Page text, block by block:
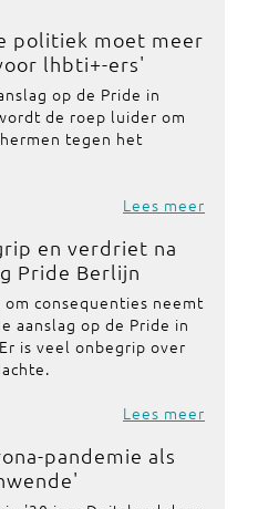
politiek moet meer
lhbti+-ers'
op de Pride in
de roep luider om
tegen het
Lees meer
en verdriet na
Pride Berlijn
om consequenties neemt
aanslag op de Pride in
is veel onbegrip over
Lees meer
pandemie als